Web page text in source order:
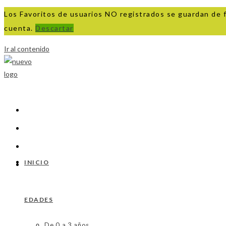
Los Favoritos de usuarios NO registrados se guardan
cuenta. Descartar
Ir al contenido
INICIO
EDADES